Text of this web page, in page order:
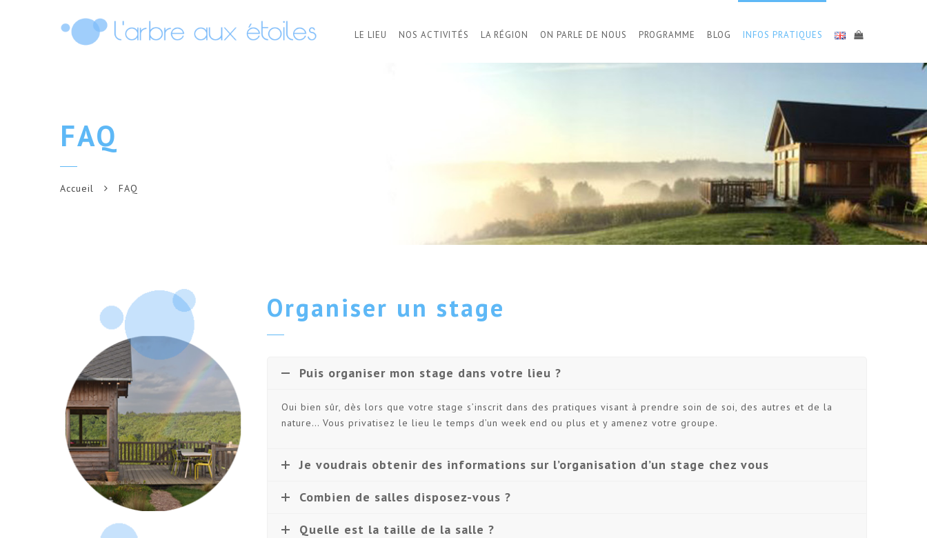
LE LIEU NOS ACTIVITÉS LA RÉGION ON PARLE DE NOUS PROGRAMME BLOG INFOS PRATIQUES
FAQ
Accueil FAQ
Organiser un stage
Puis organiser mon stage dans votre lieu ?
Oui bien sûr, dès lors que votre stage s’inscrit dans des pratiques visant à prendre soin de soi, des autres et de la
nature… Vous privatisez le lieu le temps d’un week end ou plus et y amenez votre groupe.
Je voudrais obtenir des informations sur l’organisation d’un stage chez vous
Combien de salles disposez-vous ?
Quelle est la taille de la salle ?